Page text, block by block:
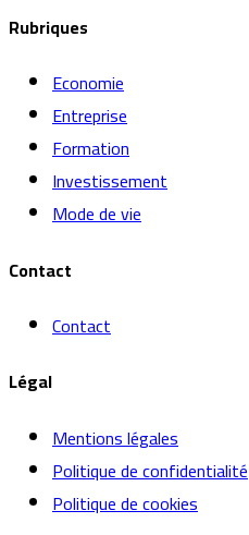
Rubriques
Economie
Entreprise
Formation
Investissement
Mode de vie
Contact
Contact
Légal
Mentions légales
Politique de confidentialité
Politique de cookies